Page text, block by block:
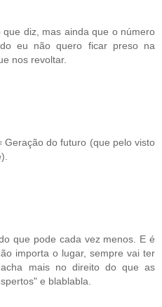
diz, mas ainda que o número
eu não quero ficar preso na
nos revoltar.
Geração do futuro (que pelo visto
que pode cada vez menos. E é
importa o lugar, sempre vai ter
mais no direito do que as
e blablabla.